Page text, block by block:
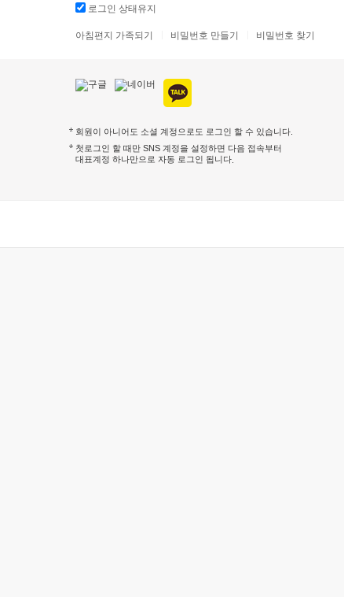
로그인 상태유지
아침편지 가족되기 비밀번호 만들기 비밀번호 찾기
회원이 아니어도 소셜 계정으로도 로그인 할 수 있습니다.
첫로그인 할 때만 SNS 계정을 설정하면 다음 접속부터
대표계정 하나만으로 자동 로그인 됩니다